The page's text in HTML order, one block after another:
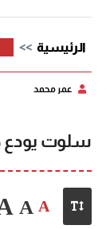
الرئيسية
عمر محمد
سلوت يودع
A
A